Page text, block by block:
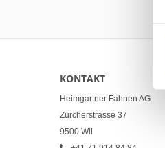
KONTAKT
Heimgartner Fahnen AG
Zürcherstrasse 37
9500 Wil